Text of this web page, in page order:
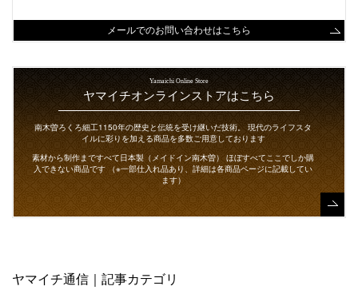
メールでのお問い合わせはこちら
Yamaichi Online Store
ヤマイチオンラインストアはこちら
南木曽ろくろ細工1150年の歴史と伝統を受け継いだ技術。
現代のライフスタ
イルに彩りを加える商品を多数ご用意しております
素材から制作まですべて日本製（メイドイン南木曽）
ほぼすべてここでしか購
入できない商品です （※一部仕入れ品あり、詳細は各商品ページに記載してい
ます）
ヤマイチ通信｜記事カテゴリ